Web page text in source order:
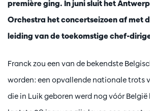
première ging. In juni sluit het
Orchestra het concertseizoen af met
leiding van de toekomstige chef-
Franck zou een van de bekendste
worden: een opvallende nationale trots
die in Luik geboren werd nog vóór België